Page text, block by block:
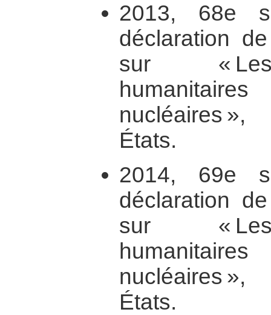
2013, 68e
déclaration
sur « Les
nucléaires
États.
2014, 69e
déclaration
sur « Les
nucléaires
États.